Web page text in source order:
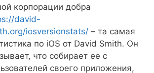
корпорации добра
david-
iosversionstats/– та самая
по iOS от David Smith. Он
что собирает ее с
своего приложения,